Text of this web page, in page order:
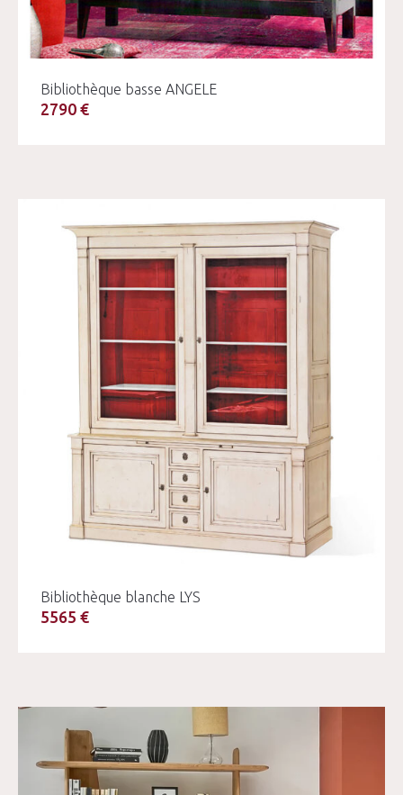
Bibliothèque basse ANGELE
2790 €
Bibliothèque blanche LYS
5565 €